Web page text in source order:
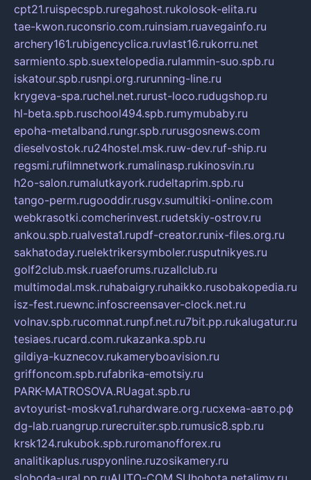
cpt21.ruispecspb.ruregahost.rukolosok-elita.ru
tae-kwon.ruconsrio.com.ruinsiam.ruavegainfo.ru
archery161.rubigencyclica.ruvlast16.rukorru.net
sarmiento.spb.suextelopedia.rulammin-suo.spb.ru
iskatour.spb.rusnpi.org.rurunning-line.ru
krygeva-spa.ruchel.net.rurust-loco.rudugshop.ru
hl-beta.spb.ruschool494.spb.rumymubaby.ru
epoha-metalband.rungr.spb.rurusgosnews.com
dieselvostok.ru24hostel.msk.ruw-dev.ruf-ship.ru
regsmi.rufilmnetwork.rumalinasp.rukinosvin.ru
h2o-salon.rumalutkayork.rudeltaprim.spb.ru
tango-perm.rugooddir.rusgv.sumultiki-online.com
webkrasotki.comcherinvest.rudetskiy-ostrov.ru
ankou.spb.rualvesta1.rupdf-creator.runix-files.org.ru
sakhatoday.ruelektrikersymboler.rusputnikyes.ru
golf2club.msk.ruaeforums.ruzallclub.ru
multimodal.msk.ruhabaigry.ruhaikko.rusobakopedia.ru
isz-fest.ruewnc.infoscreensaver-clock.net.ru
volnav.spb.rucomnat.runpf.net.ru7bit.pp.rukalugatur.ru
tesiaes.rucard.com.rukazanka.spb.ru
gildiya-kuznecov.rukameryboavision.ru
griffoncom.spb.rufabrika-emotsiy.ru
PARK-MATROSOVA.RUagat.spb.ru
avtoyurist-moskva1.ruhardware.org.ruсхема-авто.рф
dg-lab.ruangrup.rurecruiter.spb.rumusic8.spb.ru
krsk124.rukubok.spb.ruromanofforex.ru
analitikaplus.ruspyonline.ruzosikamery.ru